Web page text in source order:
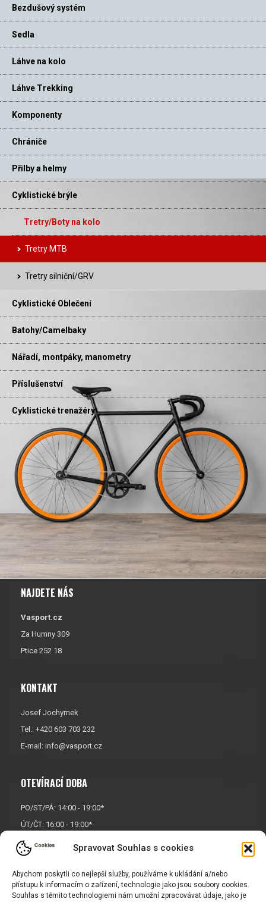
Spravovat Souhlas s cookies
Abychom poskytli co nejlepší služby, používáme k ukládání a/nebo
přístupu k informacím o zařízení, technologie jako jsou soubory cookies.
Souhlas s těmito technologiemi nám umožní zpracovávat údaje, jako je
Bezdušový systém
Sedla
Láhve na kolo
Láhve Trekking
Komponenty
Chrániče
Přilby a helmy
Cyklistické brýle
Tretry/Boty na kolo
Tretry MTB
Tretry silniční/GRV
Cyklistické Oblečení
Batohy/Camelbaky
Nářadí, montpáky, manometry
Příslušenství
Cyklistické trenažéry
NAJDETE NÁS
Vasport.cz
Za Humny 309
Ptice 252 18
KONTAKT
Josef Jochymek
Tel.: +420 603 703 232
E-mail: info@vasport.cz
OTEVÍRACÍ DOBA
PO/ST/PÁ: 14:00 - 19:00*
ÚT/ČT: 16:00 - 19:00*
Sobota: 9:00 - 17:00*
Neděle:
* Říjen, listopad a prosinec
OTEVŘENO POUZE
PO/ST/PÁ